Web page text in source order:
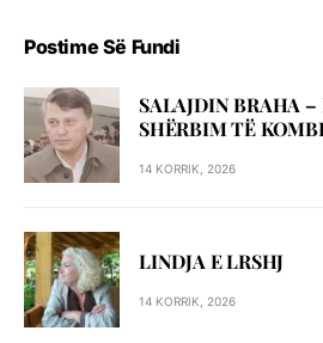
Postime Së Fundi
SALAJDIN BRAHA –
SHЁRBIM TЁ
14 KORRIK, 2026
LINDJA E LRSHJ
14 KORRIK, 2026